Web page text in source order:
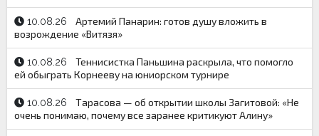
10.08.26
Артемий Панарин: готов душу вложить в
возрождение «Витязя»
10.08.26
Теннисистка Паньшина раскрыла, что помогло
ей обыграть Корнееву на юниорском турнире
10.08.26
Тарасова — об открытии школы Загитовой: «Не
очень понимаю, почему все заранее критикуют Алину»